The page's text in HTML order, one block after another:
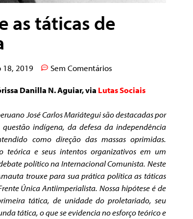
as táticas de
2019 Sem Comentários
Danilla N. Aguiar, via Lutas Sociais
José Carlos Mariátegui são destacadas por
indígena, da defesa da independência
como direção das massas oprimidas.
teórica e seusintentos organizativos em um
político na InternacionalComunista. Neste
trouxe para sua prática política as táticas
Única Antiimperialista.Nossa hipótese é de
tática, de unidade do proletariado, seu
tática, o que se evidencia no esforço teórico e